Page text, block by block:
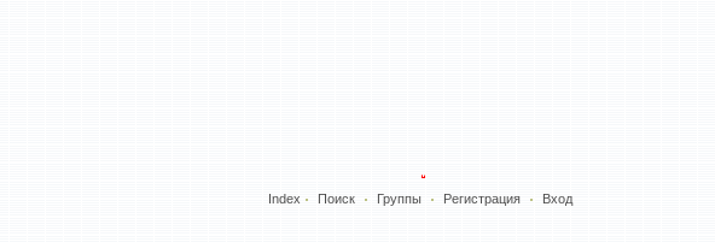
Index Поиск Группы Регистрация Вход